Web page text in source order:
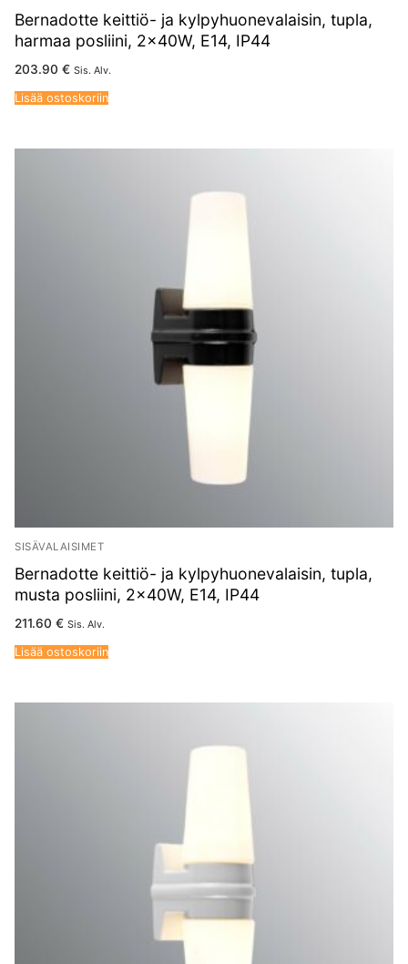
Bernadotte keittiö- ja kylpyhuonevalaisin, tupla,
harmaa posliini, 2x40W, E14, IP44
203.90 € Sis. Alv.
Lisää ostoskoriin
SISÄVALAISIMET
Bernadotte keittiö- ja kylpyhuonevalaisin, tupla,
musta posliini, 2x40W, E14, IP44
211.60 € Sis. Alv.
Lisää ostoskoriin